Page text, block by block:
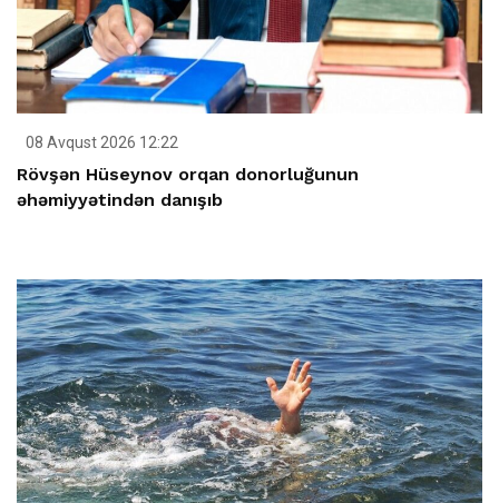
08 Avqust 2026 12:22
Rövşən Hüseynov orqan donorluğunun
əhəmiyyətindən danışıb